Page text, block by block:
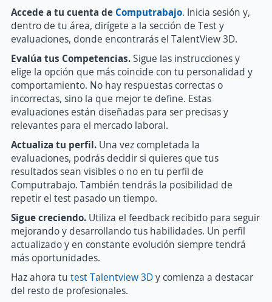
Accede a tu cuenta de Computrabajo. Inicia sesión y,
dentro de tu área, dirígete a la sección de Test y
evaluaciones, donde encontrarás el TalentView 3D.
Evalúa tus Competencias.Sigue las instrucciones y
elige la opción que más coincide con tu personalidad y
comportamiento. No hay respuestas correctas o
incorrectas, sino la que mejor te define. Estas
evaluaciones están diseñadas para ser precisas y
relevantes para el mercado laboral.
Actualiza tu perfil. Una vez completada la
evaluaciones, podrás decidir si quieres que tus
resultados sean visibles o no en tu perfil de
Computrabajo. También tendrás la posibilidad de
repetir el test pasado un tiempo.
Sigue creciendo. Utiliza el feedback recibido para seguir
mejorando y desarrollando tus habilidades. Un perfil
actualizado y en constante evolución siempre tendrá
más oportunidades.
Haz ahora tu test Talentview 3Dy comienza a destacar
del resto de profesionales.